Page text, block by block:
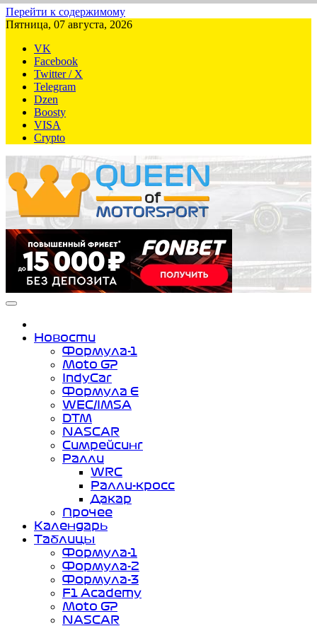
Перейти к содержимому
Пятница, 07 августа, 2026
VK
Facebook
Twitter / X
Telegram
Dzen
Boosty
VISA
Crypto
QUEEN-OF-MOTORSPORT.COM
Аналитика, статистика, трансляции Формулы-1 (Ф2/Ф3/F1
Academy), Формулы Е, Moto GP, DTM, IndyCar, NASCAR,
WRC (Dakar, WRX), WEC, IMSA и других гоночных серий
Новости
Формула-1
Moto GP
IndyCar
Формула Е
WEC/IMSA
DTM
NASCAR
Симрейсинг
Ралли
WRC
Ралли-кросс
Дакар
Прочее
Календарь
Таблицы
Формула-1
Формула-2
Формула-3
F1 Academy
Moto GP
NASCAR